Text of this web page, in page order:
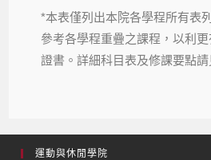
*本表僅列出本院各學程所有表
參考各學程重疊之課程，以利
證書。詳細科目表及修課要點請
運動與休閒學院